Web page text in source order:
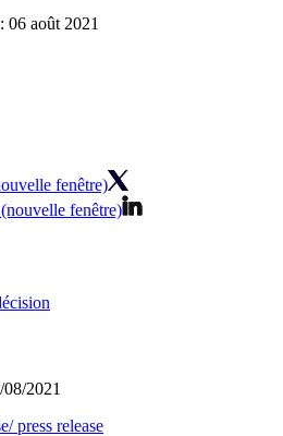
06 août 2021
fenêtre)
fenêtre)
2021
press release